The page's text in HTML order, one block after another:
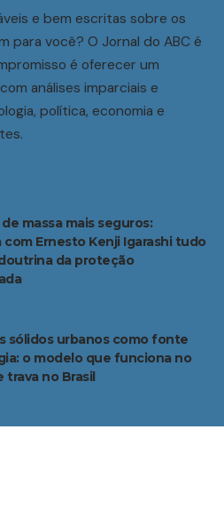
e bem escritas sobre os
para você? O Jornal do ABC é
é oferecer um
análises imparciais e
política, economia e
massa mais seguros:
com Ernesto Kenji Igarashi tudo
da proteção
sólidos urbanos como fonte
o modelo que funciona no
trava no Brasil